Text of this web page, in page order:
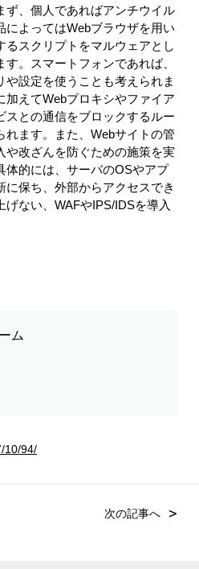
ず、個人であればアンチウイル
によってはWebブラウザを用い
るスクリプトをマルウェアとし
。スマートフォンであれば、
や設定を使うことも考えられま
加えてWebプロキシやファイア
スとの通信をブロックするルー
れます。また、Webサイトの管
や改ざんを防ぐための施策を実
体的には、サーバのOSやアプ
に保ち、外部からアクセスでき
げない、WAFやIPS/IDSを導入
ム
10/94/